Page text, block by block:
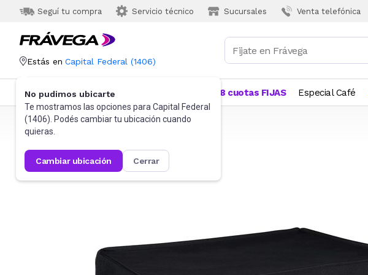
Seguí tu compra Servicio técnico Sucursales Venta telefónica
Estás en Capital Federal (1406)
No pudimos ubicarte
Te mostramos las opciones para Capital Federal
(1406). Podés cambiar tu ubicación cuando
quieras.
cambiar ubicación cerrar
Categorías Más Vendidos 18 cuotas FIJAS Especial Café
Frávega Videojuegos Accesorios